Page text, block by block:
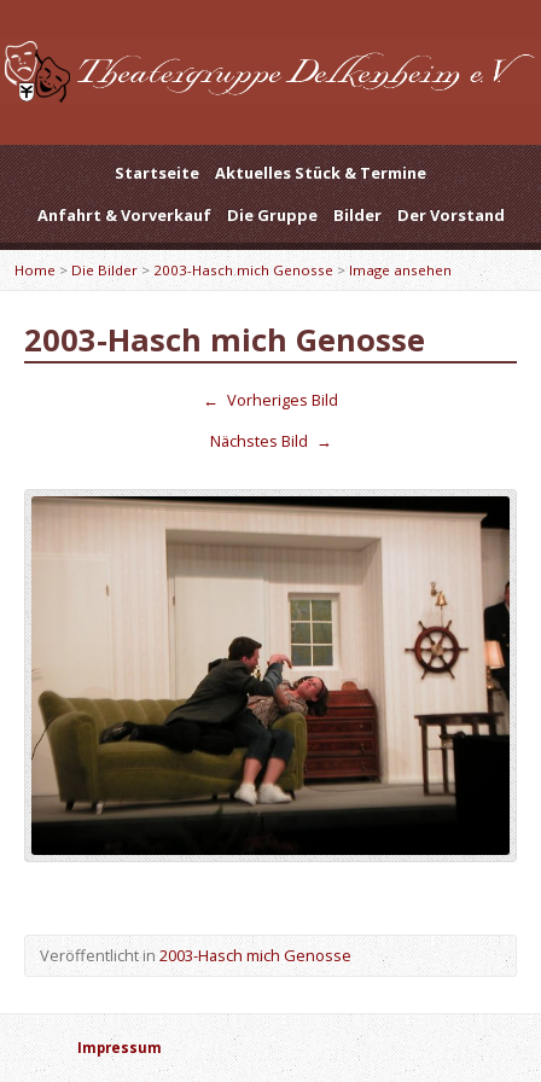
Startseite
Aktuelles Stück & Termine
Anfahrt & Vorverkauf
Die Gruppe Bilder Der Vorstand
Home > Die Bilder> 2003-Hasch mich Genosse>Image ansehen
2003-Hasch mich Genosse
← Vorheriges Bild
Nächstes Bild →
Veröffentlicht in2003-Hasch mich Genosse
Impressum